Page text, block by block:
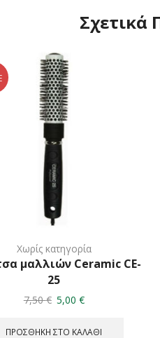
Σχετικά
Χωρίς κατηγορία
μαλλιών Ceramic CE-
25
7,50€ Original
was:
5,00 €Η
τιμή
ΠΡΟΣΘΉΚΗ ΣΤΟ ΚΑΛΆΘΙ